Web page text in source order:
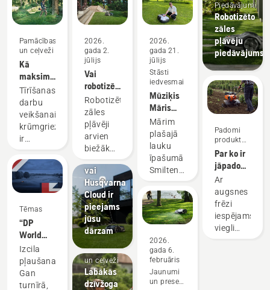
Pamācības
un ceļveži
Kā
maksimāli
izmantot
krūmgrieža
priekšrocības
Tīrīšanas
darbu
veikšanai
krūmgriezis
ir
visuniversālākais
instruments.
Šajā
krūmgriežu
rokasgrāmatā
ir
pieejams
saraksts
ar
padomiem,
kā droši
Tēmas
“DP
World
Tour”
oficiālais
robotizētās
zāles
Izcila
pļaušana.
Gan
turnīrā,
2026.
gada 2.
jūlijs
Vai
robotizētie
zāles
pļāvēji ir
savas
cenas
vērti?
Robotizētie
zāles
pļāvēji
arvien
biežāk
luksusa
preces
kļūst par
racionālu
izvēli —
īpaši
tiem, kuri
novērtē
savu
laiku,
Produkti
un
inovācijas
vai
Husqvarna
Cloud ir
pieejams
jūsu
dārzam
Pamācības
un ceļveži
Labākās
dzīvžoga
2026.
gada 21.
jūlijs
Stāsti
iedvesmai
Mūziķis
Māris
Mihelsons
par savu
dārza
palīgu
Automower®
NERA
Mārim
plašajā
lauku
īpašumā
Smiltenes
zāles
pļaušana
kādreiz
vairāku
stundu
2026.
gada 6.
februāris
Jaunumi
un preses
Piedāvājumi
Robotizēto
zāles
pļāvēju
piedāvājums
Padomi
produktu
iegādei
Par ko ir
jāpadomā,
iegādājoties
augsnes
frēzi
Ar
augsnes
frēzi
iespējams
viegli